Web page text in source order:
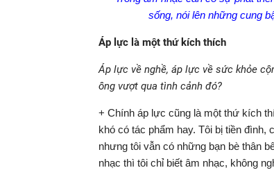
sống, nói lên những cung
Áp lực là một thứ kích thích
Áp lực về nghề, áp lực về sức khỏe
ông vượt qua tình cảnh đó?
+ Chính áp lực cũng là một thứ kích
khó có tác phẩm hay. Tôi bị tiền đình,
nhưng tôi vẫn có những bạn bè thân
nhạc thì tôi chỉ biết âm nhạc, không